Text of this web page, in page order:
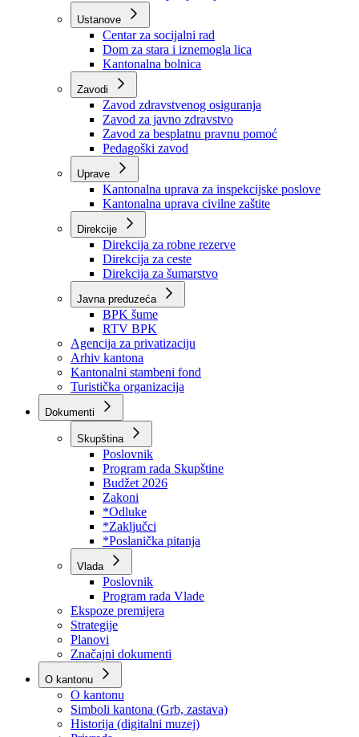
Služba za odnose s javnošću
Služba za zajedničke poslove
Služba za zapošljavanje
Ustanove
Centar za socijalni rad
Dom za stara i iznemogla lica
Kantonalna bolnica
Zavodi
Zavod zdravstvenog osiguranja
Zavod za javno zdravstvo
Zavod za besplatnu pravnu pomoć
Pedagoški zavod
Kantonalna uprava za inspekcijske poslove
Kantonalna uprava civilne zaštite
Direkcije
Direkcija za robne rezerve
Direkcija za ceste
Direkcija za šumarstvo
Javna preduzeća
BPK šume
RTV BPK
Agencija za privatizaciju
Arhiv kantona
Kantonalni stambeni fond
Turistička organizacija
Dokumenti
Skupština
Poslovnik
Program rada Skupštine
Budžet 2026
Zakoni
*Odluke
*Zaključci
*Poslanička pitanja
Vlada
Poslovnik
Program rada Vlade
Ekspoze premijera
Strategije
Planovi
Značajni dokumenti
O kantonu